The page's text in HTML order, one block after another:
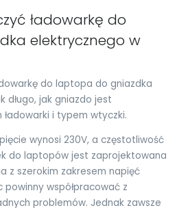
ładowarkę do
elektrycznego w
do laptopa do gniazdka
długo, jak gniazdo jest
i typem wtyczki.
wynosi 230V, a częstotliwość
do laptopów jest zaprojektowana
z szerokim zakresem napięć
współpracować z
problemów. Jednak zawsze